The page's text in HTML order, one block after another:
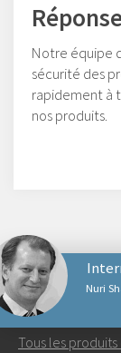
Notre équipe
sécurité des
rapidement à
nos produits.
Nuri
PRODUITS
Tous les